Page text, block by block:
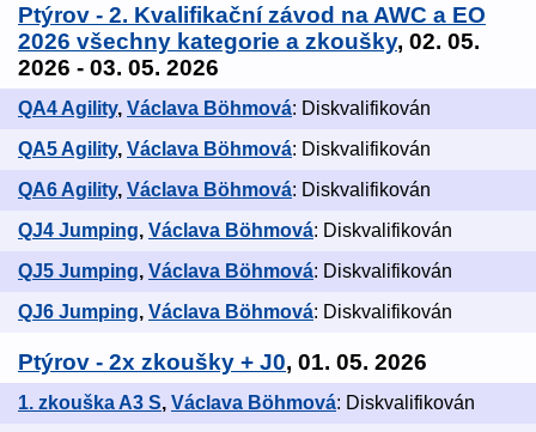
Ptýrov - 2. Kvalifikační závod na AWC a EO
2026 všechny kategorie a zkoušky, 02. 05.
2026 - 03. 05. 2026
QA4 Agility, Václava Böhmová: Diskvalifikován
QA5 Agility, Václava Böhmová: Diskvalifikován
QA6 Agility, Václava Böhmová: Diskvalifikován
QJ4 Jumping, Václava Böhmová: Diskvalifikován
QJ5 Jumping, Václava Böhmová: Diskvalifikován
QJ6 Jumping, Václava Böhmová: Diskvalifikován
Ptýrov - 2x zkoušky + J0, 01. 05. 2026
1. zkouška A3 S, Václava Böhmová: Diskvalifikován